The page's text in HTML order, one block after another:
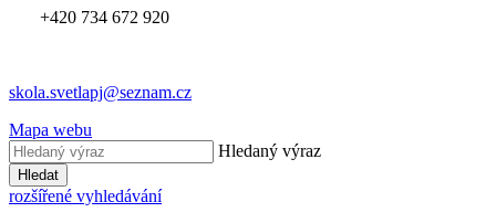
+420 734 672 920
skola.svetlapj@seznam.cz
Mapa webu
Hledaný výraz
Hledat
rozšířené vyhledávání